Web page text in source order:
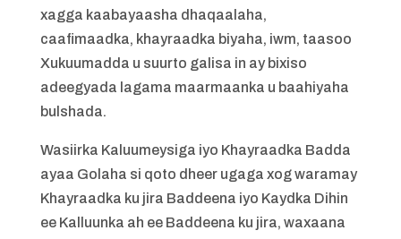
xagga kaabayaasha dhaqaalaha,
caafimaadka, khayraadka biyaha, iwm, taasoo
Xukuumadda u suurto galisa in ay bixiso
adeegyada lagama maarmaanka u baahiyaha
bulshada.
Wasiirka Kaluumeysiga iyo Khayraadka Badda
ayaa Golaha si qoto dheer ugaga xog waramay
Khayraadka ku jira Baddeena iyo Kaydka Dihin
ee Kalluunka ah ee Baddeena ku jira, waxaana